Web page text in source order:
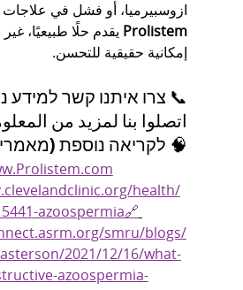
ازوسبيرميا، أو فشل في
Prolistem يقدم حلًا طبيعيًا،
إمكانية حقيقية للتحسن.
📞 צרו איתנו קשר למידע
اتصلوا بنا لمزيد من
🧠 לקריאה נוספת
health/
azoospermia🔗
smru/blogs/
2021/12/16/what-
azoospermia-